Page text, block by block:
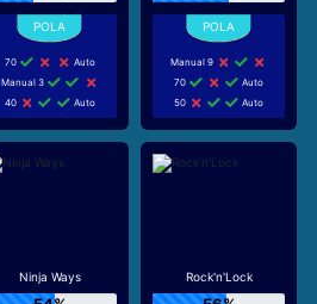
70
Auto
Manual 3
40
Auto
Manual 9
70
Auto
50
Auto
Ninja Ways Rock'n'Lock